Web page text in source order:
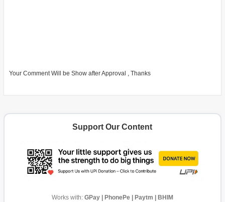
Your Comment Will be Show after Approval , Thanks
Support Our Content
Works with: GPay | PhonePe | Paytm | BHIM